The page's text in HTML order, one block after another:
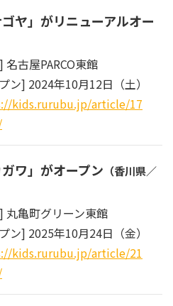
ヤ」がリニューアルオー
名古屋PARCO東館
ン] 2024年10月12日（土）
kids.rurubu.jp/article/17
ワ」がオープン （香川県／
丸亀町グリーン東館
ン] 2025年10月24日（金）
kids.rurubu.jp/article/21